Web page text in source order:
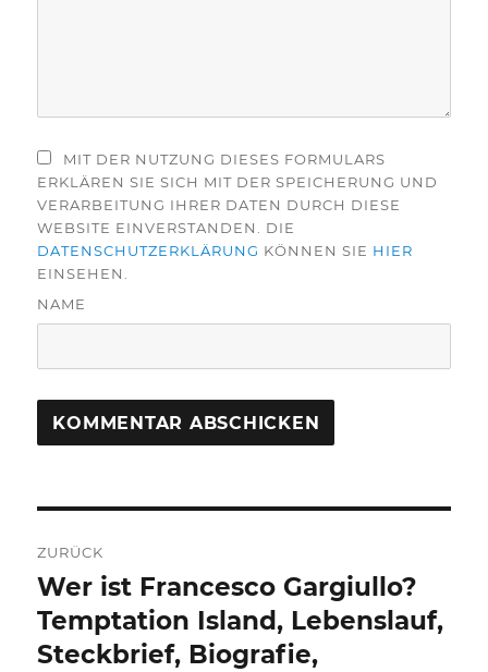
MIT DER NUTZUNG DIESES FORMULARS
ERKLÄREN SIE SICH MIT DER SPEICHERUNG UND
VERARBEITUNG IHRER DATEN DURCH DIESE
WEBSITE EINVERSTANDEN. DIE
DATENSCHUTZERKLÄRUNG KÖNNEN SIE HIER
EINSEHEN.
NAME
ZURÜCK
Vorheriger
Beitrag:
Wer ist Francesco Gargiullo?
Temptation Island, Lebenslauf,
Steckbrief, Biografie,